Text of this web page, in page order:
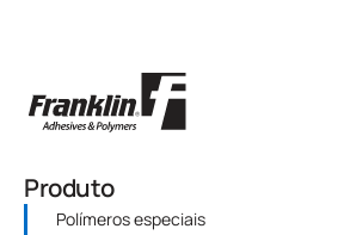
Produto
Polímeros especiais